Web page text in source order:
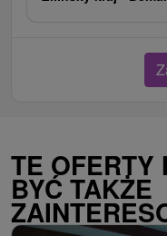
TE OFERTY
BYĆ TAKŻE